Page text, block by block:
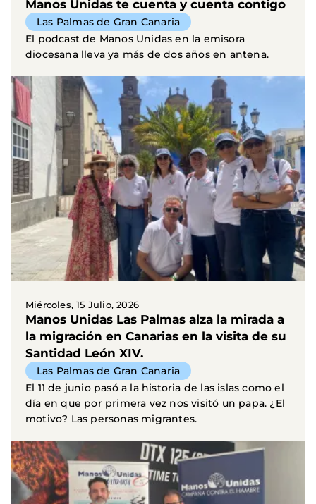
Manos Unidas te cuenta y cuenta contigo
Las Palmas de Gran Canaria
El podcast de Manos Unidas en la emisora
diocesana lleva ya más de dos años en antena.
Miércoles, 15 Julio, 2026
Manos Unidas Las Palmas alza la mirada a
la migración en Canarias en la visita de su
Santidad León XIV.
Las Palmas de Gran Canaria
El 11 de junio pasó a la historia de las islas como el
día en que por primera vez nos visitó un papa. ¿El
motivo? Las personas migrantes.